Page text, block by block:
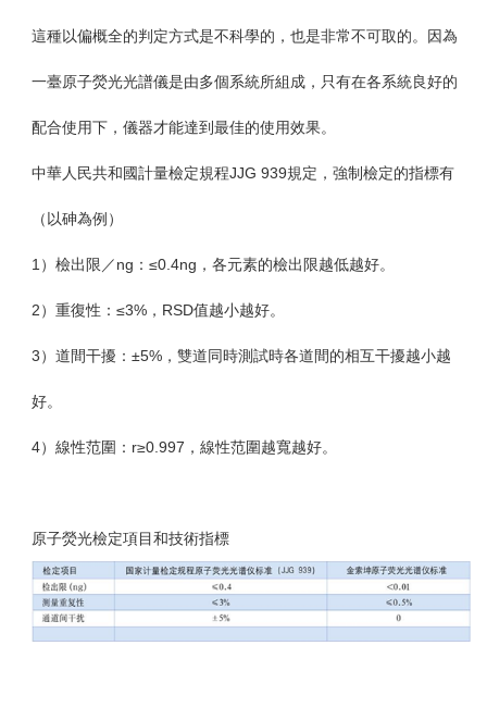
這種以偏概全的判定方式是不科學的，也是非常不可取的。因為
一臺原子熒光光譜儀是由多個系統所組成，只有在各系統良好的
配合使用下，儀器才能達到最佳的使用效果。
中華人民共和國計量檢定規程JJG 939規定，強制檢定的指標有
（以砷為例）
1 ）檢出限／ng ：≤0.4ng ，各元素的檢出限越低越好。
2）重復性：≤3% ， RSD值越小越好。
3）道間干擾：±5% ，雙道同時測試時各道間的相互干擾越小越
好。
4）線性范圍： r≥0.997 ，線性范圍越寬越好。
原子熒光檢定項目和技術指標
信